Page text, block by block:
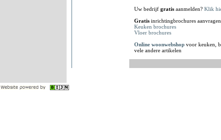
Uw bedrijf gratis aanmelden? Klik
Gratis inrichtingbrochures
Keuken brochures
Vloer brochures
Online woonwebshop voor keuken,
vele andere artikelen